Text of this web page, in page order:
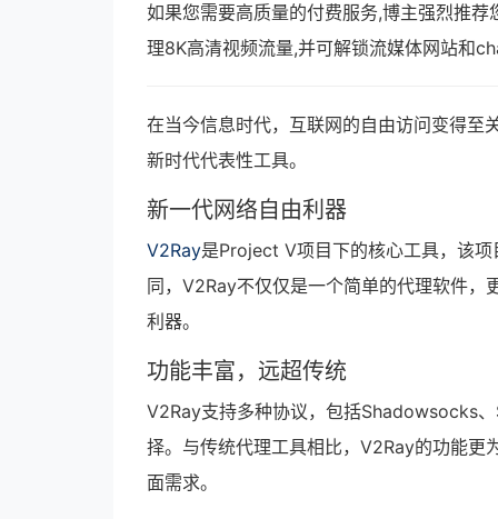
如果您需要高质量的付费服务,博主强烈推荐
理8K高清视频流量,并可解锁流媒体网站和
在当今信息时代，互联网的自由访问变得至
新时代代表性工具。
新一代网络自由利器
V2Ray是Project V项目下的核心工具，该
同，V2Ray不仅仅是一个简单的代理软件
利器。
功能丰富，远超传统
V2Ray支持多种协议，包括Shadowsocks
择。与传统代理工具相比，V2Ray的功能更
面需求。